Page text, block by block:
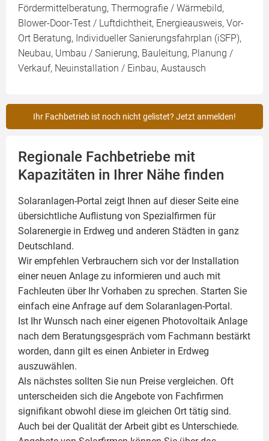
Fördermittelberatung, Thermografie / Wärmebild,
Blower-Door-Test / Luftdichtheit, Energieausweis, Vor-
Ort Beratung, Individueller Sanierungsfahrplan (iSFP),
Neubau, Umbau / Sanierung, Bauleitung, Planung /
Verkauf, Neuinstallation / Einbau, Austausch
Ihr Fachbetrieb ist noch nicht gelistet? Jetzt anmelden!
Regionale Fachbetriebe mit
Kapazitäten in Ihrer Nähe finden
Solaranlagen-Portal zeigt Ihnen auf dieser Seite eine
übersichtliche Auflistung von Spezialfirmen für
Solarenergie in Erdweg und anderen Städten in ganz
Deutschland.
Wir empfehlen Verbrauchern sich vor der Installation
einer neuen Anlage zu informieren und auch mit
Fachleuten über Ihr Vorhaben zu sprechen. Starten Sie
einfach eine Anfrage auf dem Solaranlagen-Portal.
Ist Ihr Wunsch nach einer eigenen Photovoltaik Anlage
nach dem Beratungsgespräch vom Fachmann bestärkt
worden, dann gilt es einen Anbieter in Erdweg
auszuwählen.
Als nächstes sollten Sie nun Preise vergleichen. Oft
unterscheiden sich die Angebote von Fachfirmen
signifikant obwohl diese im gleichen Ort tätig sind.
Auch bei der Qualität der Arbeit gibt es Unterschiede.